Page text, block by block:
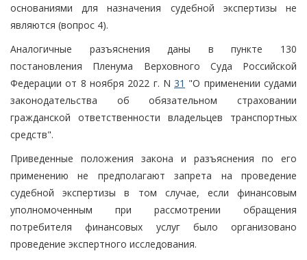
основаниями для назначения судебной экспертизы не
являются (вопрос 4).
Аналогичные разъяснения даны в пункте 130
постановления Пленума Верховного Суда Российской
Федерации от 8 ноября 2022 г. N31 "О применении судами
законодательства об обязательном страховании
гражданской ответственности владельцев транспортных
средств".
Приведенные положения закона и разъяснения по его
применению не предполагают запрета на проведение
судебной экспертизы в том случае, если финансовым
уполномоченным при рассмотрении обращения
потребителя финансовых услуг было организовано
проведение экспертного исследования.